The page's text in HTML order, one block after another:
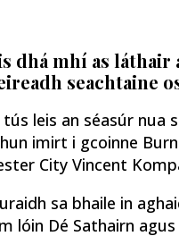
dhá mhí as láthair
seachtaine
leis an séasúr nua
imirt i gcoinne
City Vincent
sa bhaile in
lóin Dé Sathairn